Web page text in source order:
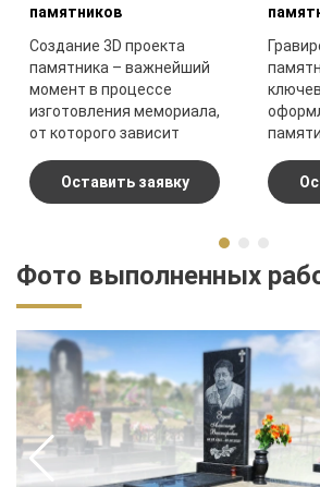
памятников
Создание 3D проекта
памятника – важнейший
момент в процессе
изготовления мемориала,
от которого зависит
Оставить заявку
Фото выполненных